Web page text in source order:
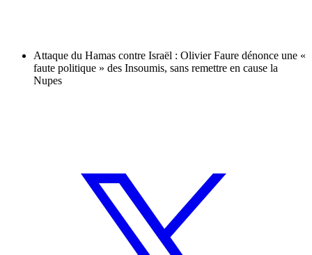
Attaque du Hamas contre Israël : Olivier Faure dénonce une «
faute politique » des Insoumis, sans remettre en cause la
Nupes